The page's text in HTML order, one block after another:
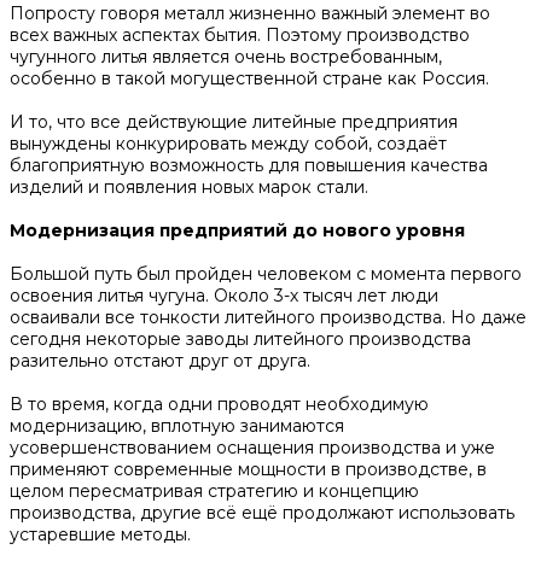
Попросту говоря металл жизненно важный элемент во
всех важных аспектах бытия. Поэтому производство
чугунного литья является очень востребованным,
особенно в такой могущественной стране как Россия.
И то, что все действующие литейные предприятия
вынуждены конкурировать между собой, создаёт
благоприятную возможность для повышения качества
изделий и появления новых марок стали.
Модернизация предприятий до нового уровня
Большой путь был пройден человеком с момента первого
освоения литья чугуна. Около 3-х тысяч лет люди
осваивали все тонкости литейного производства. Но даже
сегодня некоторые заводы литейного производства
разительно отстают друг от друга.
В то время, когда одни проводят необходимую
модернизацию, вплотную занимаются
усовершенствованием оснащения производства и уже
применяют современные мощности в производстве, в
целом пересматривая стратегию и концепцию
производства, другие всё ещё продолжают использовать
устаревшие методы.